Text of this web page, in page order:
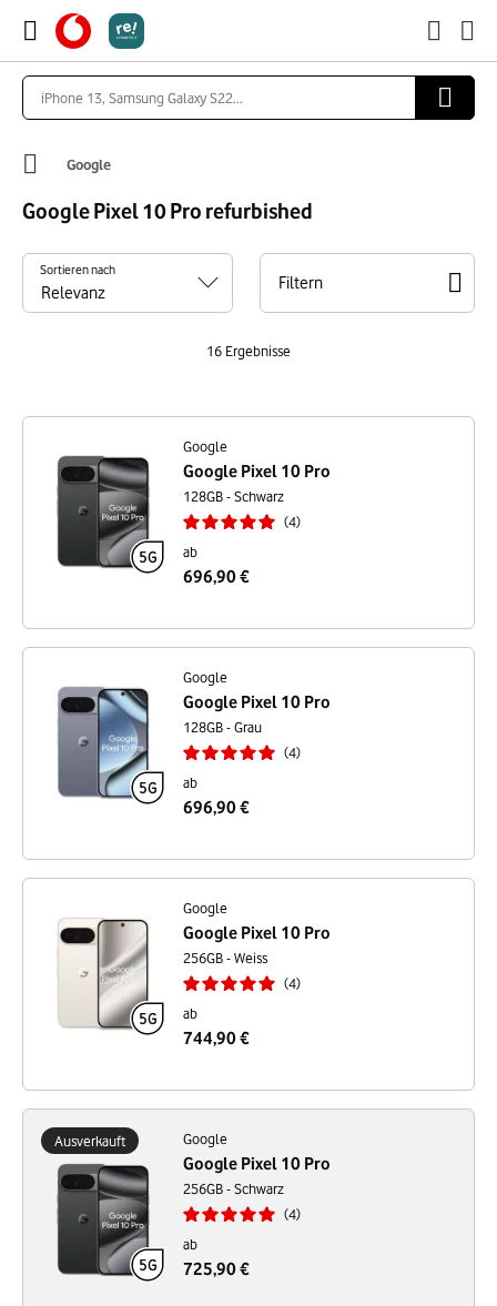
Google
Google Pixel 10 Pro refurbished
16 Ergebnisse
Sortieren nach
Filtern
Google
Google Pixel 10 Pro
128GB - Schwarz
4
ab
696,90 €
Google
Google Pixel 10 Pro
128GB - Grau
4
ab
696,90 €
Google
Google Pixel 10 Pro
256GB - Weiss
4
ab
744,90 €
Ausverkauft Google
Google Pixel 10 Pro
256GB - Schwarz
4
ab
725,90 €